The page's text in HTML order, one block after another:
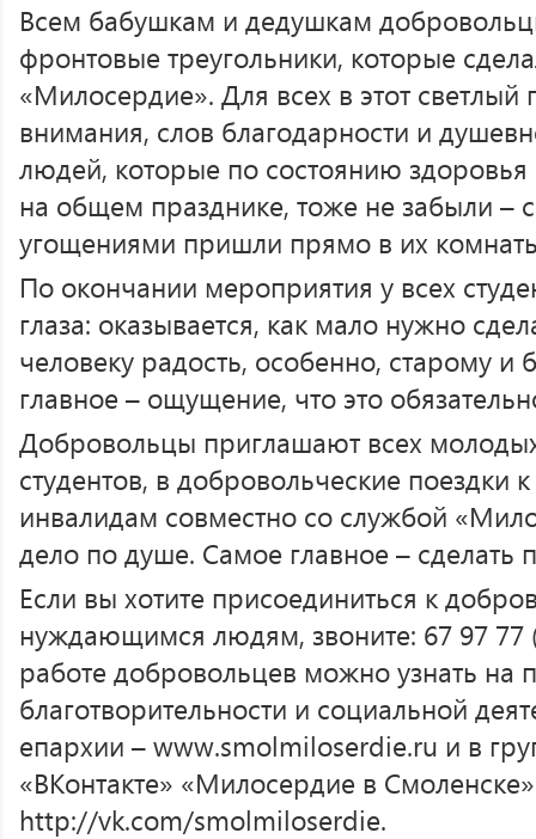
Всем бабушкам и дедушкам
фронтовые треугольники, которые
«Милосердие». Для всех в этот светлый
внимания, слов благодарности и
людей, которые по состоянию здоровья
на общем празднике, тоже не забыли –
угощениями пришли прямо в их
По окончании мероприятия у всех
глаза: оказывается, как мало нужно
человеку радость, особенно, старому
главное – ощущение, что это
Добровольцы приглашают всех
студентов, в добровольческие поездки
инвалидам совместно со службой
дело по душе. Самое главное – сделать
Если вы хотите присоединиться к
нуждающимся людям, звоните: 67 97
работе добровольцев можно узнать на
благотворительности и социальной
епархии – www.smolmiloserdie.ru и в
«ВКонтакте» «Милосердие в
http://vk.com/smolmiloserdie.